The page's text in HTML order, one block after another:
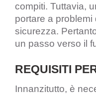
compiti. Tuttavia,
portare a
sicurezza.
un passo verso il
REQUISITI
Innanzitutto, è